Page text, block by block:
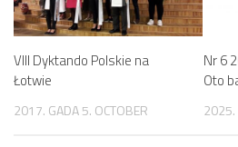
VIII Dyktando Polskie na
Łotwie
2017. GADA 5. OCTOBER
Nr 6
Oto
2025.